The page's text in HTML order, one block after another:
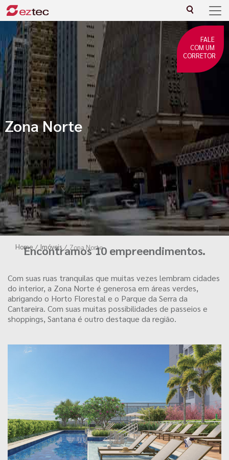
FALE
COM UM
CORRETOR
Zona Norte
Home / Imóveis / Zona Norte
Encontramos 10 empreendimentos.
Com suas ruas tranquilas que muitas vezes lembram cidades
do interior, a Zona Norte é generosa em áreas verdes,
abrigando o Horto Florestal e o Parque da Serra da
Cantareira. Com suas muitas possibilidades de passeios e
shoppings, Santana é outro destaque da região.